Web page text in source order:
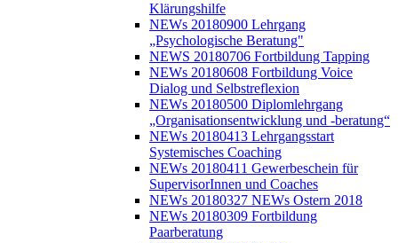
Klärungshilfe
NEWs 20180900 Lehrgang
„Psychologische Beratung"
NEWS 20180706 Fortbildung Tapping
NEWs 20180608 Fortbildung Voice
Dialog und Selbstreflexion
NEWs 20180500 Diplomlehrgang
„Organisationsentwicklung und -beratung“
NEWs 20180413 Lehrgangsstart
Systemisches Coaching
NEWs 20180411 Gewerbeschein für
SupervisorInnen und Coaches
NEWs 20180327 NEWs Ostern 2018
NEWs 20180309 Fortbildung
Paarberatung